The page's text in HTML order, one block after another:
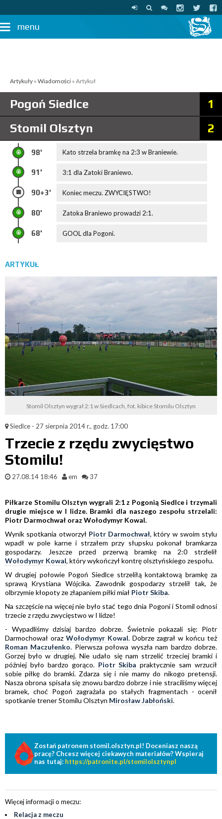
menu
Artykuły » Wiadomości » Artykuł
Pogoń Siedlce
1
Stomil Olsztyn
2
98' Kato strzela bramkę na 2:3 w Braniewie.
91' 3:1 dla Zatoki Braniewo.
90+3' Koniec meczu. ZWYCIĘSTWO!
80' Zatoka Braniewo prowadzi 2:1.
68' GOOL dla Pogoni.
ARTYKUŁ
Stomil Olsztyn wygrał 2:1 w Siedlcach, fot. kibice Stomilu Olsztyn
Siedlce - 27 sierpnia 2014 r., godz. 17:00
Trzecie z rzędu zwycięstwo
Stomilu!
27.08.14 18:46 em 37
Piłkarze Stomilu Olsztyn wygrali 2:1 z Pogonią Siedlce i trzymali
drugie miejsce w I lidze. Bramki dla naszego zespołu strzelali:
Piotr Darmochwał oraz Wołodymyr Kowal.
Wynik spotkania otworzył Piotr Darmochwał, który w swoim stylu
wpadł w pole karne i strzałem przy słupsku pokonał bramkarza
gospodarzy. Jeszcze przed przerwą bramkę na 2:0 strzlelił
Wołodymyr Kowal, który wykończył kontrę olsztyńskiego zespołu.
W drugiej połowie Pogoń Siedlce strzeliłą kontaktową bramkę za
sprawą Krystiana Wójcika. Zawodnik gospodarzy strzelił tak, że
olbrzymie kłopoty ze złapaniem piłki miał Piotr Skiba.
Na szczęście na więcej nie było stać tego dnia Pogoni i Stomil odnosi
trzecie z rzędu zwycięstwo w I lidze!
- Wypadliśmy dzisiaj bardzo dobrze. Świetnie pokazali się: Piotr
Darmochował oraz Wołodymyr Kowal. Dobrze zagrał w końcu też
Roman Maczułenko. Pierwsza połowa wyszła nam bardzo dobrze.
Gorzej było w drugiej. Nie udało się nam strzelić trzeciej bramki i
później było bardzo gorąco. Piotr Skiba praktycznie sam wrzucił
sobie piłkę do bramki. Zdarza się i nie mamy do nikogo pretensji.
Nasza obrona spisała się znowu bardzo dobrze i nie straciliśmy więcej
bramek, choć Pogoń zagrażała po stałych fragmentach - ocenił
spotkanie trener Stomilu Olsztyn Mirosław Jabłoński.
Zostań patronem stomil.olsztyn.pl! Doceniasz naszą
pracę? Chcesz więcej ciekawych materiałów? Wspieraj
nas tutaj: https://patronite.pl/stomilolsztynpl
Więcej informacji o meczu:
Relacja z meczu